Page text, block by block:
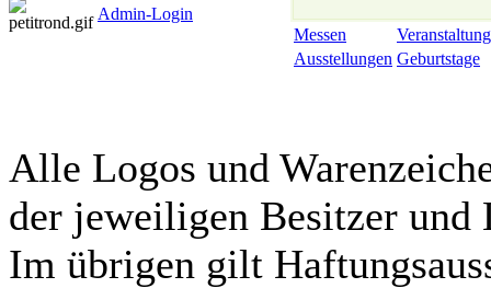
Admin-Login
Messen
Veranstaltung
Ausstellungen Geburtstage
Alle Logos und
der jeweiligen Besitzer und
Im übrigen gilt